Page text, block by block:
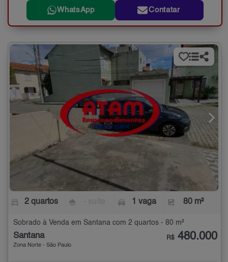
WhatsApp Contatar
2 quartos 1 vaga 80 m²
Sobrado à Venda em Santana com 2 quartos - 80 m²
Santana
Zona Norte - São Paulo
R$ 480.000